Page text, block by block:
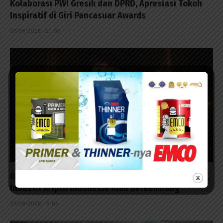
Kolaborasi PWI Gresik dan DPRD, Apresiasi Tokoh
Inspiratif di Giri Pancasuar Awards
05/08/2026 - 20:05
Gabriel Rey Antar Triv Group Sabet 5 Penghargaan,
Industri Kripto Indonesia Kian Berkembang
05/08/2026 - 13:05